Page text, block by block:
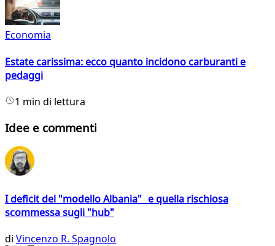
Economia
Estate carissima: ecco quanto incidono carburanti e
pedaggi
1 min di lettura
Idee e commenti
I deficit del "modello Albania" e quella rischiosa
scommessa sugli "hub"
di Vincenzo R. Spagnolo